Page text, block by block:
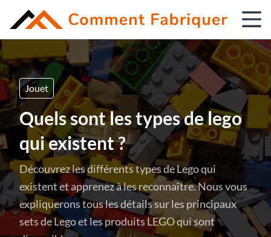
Jouet
Quels sont les types de lego
qui existent ?
Découvrez les différents types de Lego qui
existent et apprenez à les reconnaître. Nous vous
expliquerons tous les détails sur les principaux
sets de Lego et les produits LEGO qui sont